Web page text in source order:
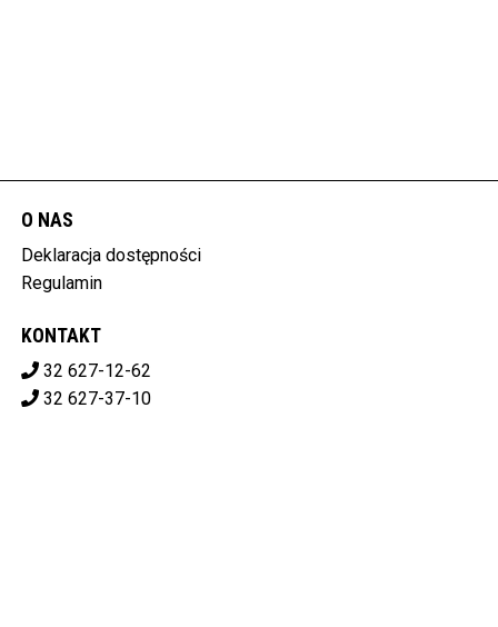
O NAS
Deklaracja dostępności
Regulamin
KONTAKT
32 627-12-62
32 627-37-10